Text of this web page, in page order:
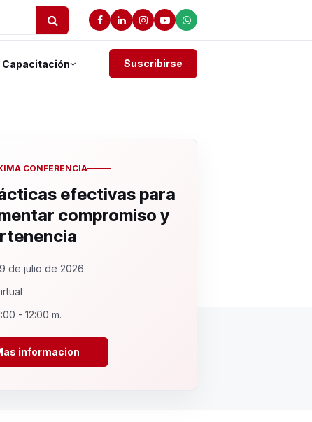
Capacitación Suscribirse
CONFERENCIA
efectivas para
compromiso y
de julio de 2026
- 12:00 m.
informacion